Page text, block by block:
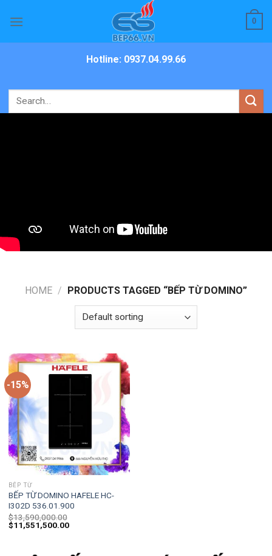
0
Hotline: 0937.04.99.66
Search
for:
HOME / PRODUCTS TAGGED “BẾP TỪ DOMINO”
-15%
BẾP TỪ
BẾP TỪ DOMINO HAFELE HC-
I302D 536.01.900
$13,590,000.00
$11,551,500.00